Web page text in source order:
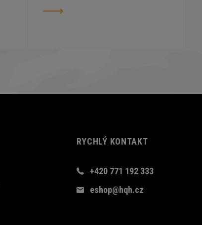
RYCHLÝ KONTAKT
+420 771 192 333
eshop@hqh.cz